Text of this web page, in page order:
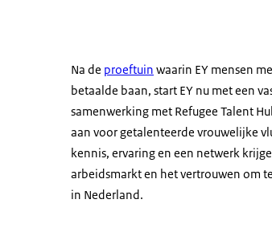
Na de proeftuin waarin EY mensen
betaalde baan, start EY nu met een
samenwerking met Refugee Talent
aan voor getalenteerde vrouwelijke
kennis, ervaring en een netwerk
arbeidsmarkt en het vertrouwen om
in Nederland.